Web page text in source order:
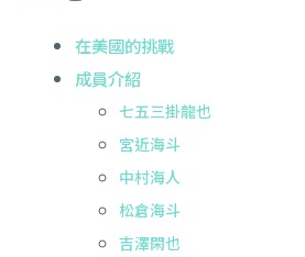
在美國的挑戰
成員介紹
七五三掛龍也
宮近海斗
中村海人
松倉海斗
吉澤閑也